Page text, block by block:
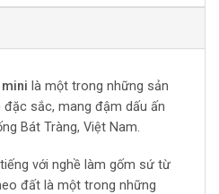
là một trong những sản
sắc, mang đậm dấu ấn
Bát Tràng, Việt Nam.
với nghề làm gốm sứ từ
đất là một trong những